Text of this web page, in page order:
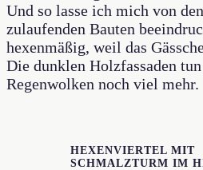
Und so lasse ich mich von
zulaufenden Bauten
hexenmäßig, weil das
Die dunklen Holzfassaden
Regenwolken noch viel mehr.
HEXENVIERTEL MIT
SCHMALZTURM IM